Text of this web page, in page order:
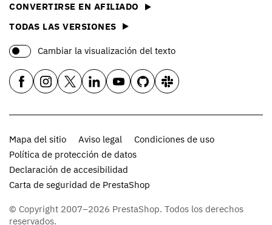
CONVERTIRSE EN AFILIADO
TODAS LAS VERSIONES
Cambiar la visualización del texto
Mapa del sitio Aviso legal
Condiciones de uso
Política de protección de datos
Declaración de accesibilidad
Carta de seguridad de PrestaShop
© Copyright 2007–2026 PrestaShop. Todos los derechos
reservados.